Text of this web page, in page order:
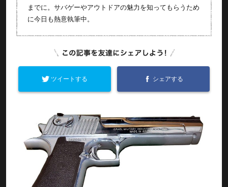
までに。サバゲーやアウトドアの魅力を知ってもらうため
に今日も熱意執筆中。
ツイートする シェアする